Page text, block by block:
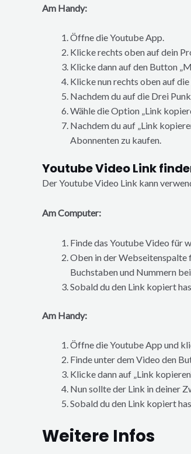
Am Handy:
Öffne die Youtube App.
Klicke rechts oben auf dein
Klicke dann auf den Button
Klicke nun rechts oben auf
Nachdem du auf die Drei
Wähle die Option „Link
Nachdem du auf „Link
Abonnenten zu kaufen.
Youtube Video Link
Der Youtube Video Link kann
Am Computer:
Finde das Youtube Video für
Oben in der Webseitenspalte
Buchstaben und Nummern
Sobald du den Link kopiert
Am Handy:
Öffne die Youtube App und
Finde unter dem Video den
Klicke dann auf „Link
Nun sollte der Link in deiner
Sobald du den Link kopiert
Weitere Infos